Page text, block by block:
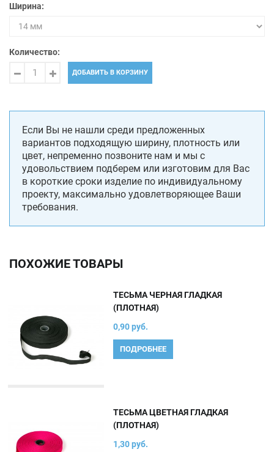
Ширина:
Количество:
ДОБАВИТЬ В КОРЗИНУ
Если Вы не нашли среди предложенных
вариантов подходящую ширину, плотность или
цвет, непременно позвоните нам и мы с
удовольствием подберем или изготовим для Вас
в короткие сроки изделие по индивидуальному
проекту, максимально удовлетворяющее Ваши
требования.
ПОХОЖИЕ ТОВАРЫ
ТЕСЬМА ЧЕРНАЯ ГЛАДКАЯ
(ПЛОТНАЯ)
0,90 руб.
ПОДРОБНЕЕ
ТЕСЬМА ЦВЕТНАЯ ГЛАДКАЯ
(ПЛОТНАЯ)
1,30 руб.